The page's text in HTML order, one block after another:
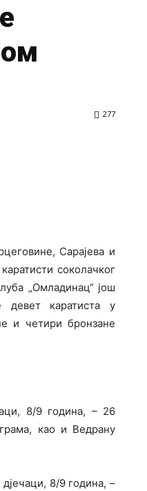
277
Сарајева и
соколачког
„Омладинац“ још
девет каратиста у
и четири бронзане
8/9 година, – 26
као и Ведрану
8/9 година, –